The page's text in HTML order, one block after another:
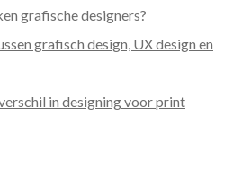
grafische designers?
grafisch design, UX design en
in designing voor print